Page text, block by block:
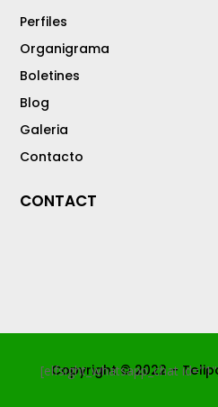
Perfiles
Organigrama
Boletines
Blog
Galeria
Contacto
CONTACT
Copyright © 2022 –
[elfsight_whatsapp_chat